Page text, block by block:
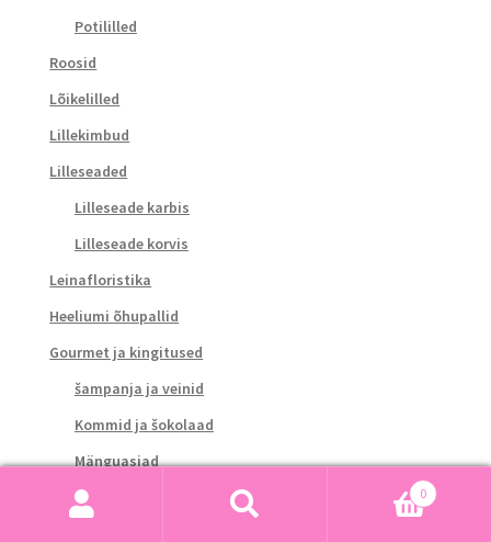
Potililled
Roosid
Lõikelilled
Lillekimbud
Lilleseaded
Lilleseade karbis
Lilleseade korvis
Leinafloristika
Heeliumi õhupallid
Gourmet ja kingitused
šampanja ja veinid
Kommid ja šokolaad
Mänguasjad
0